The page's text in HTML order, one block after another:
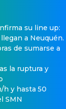
su line up:
a Neuquén.
de sumarse a
la ruptura y
h y hasta 50
SMN